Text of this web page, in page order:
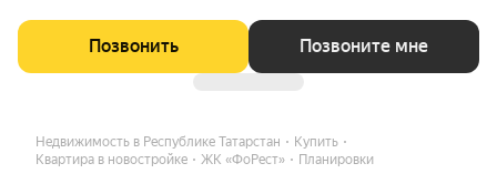
Позвонить Позвоните мне
Недвижимость в Республике Татарстан
Купить
Квартира в новостройке
ЖК «ФоРест» Планировки